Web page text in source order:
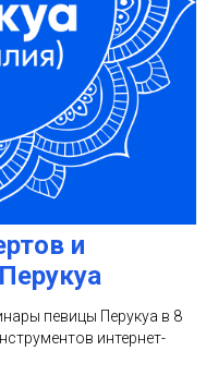
и
певицы Перукуа в 8
интернет-